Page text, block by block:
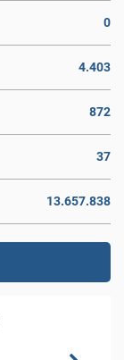
0
4.403
872
37
13.657.838